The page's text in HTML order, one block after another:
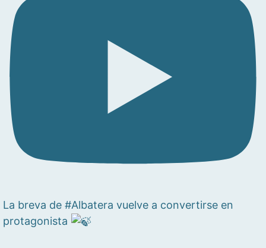
La breva de #Albatera vuelve a convertirse en
protagonista